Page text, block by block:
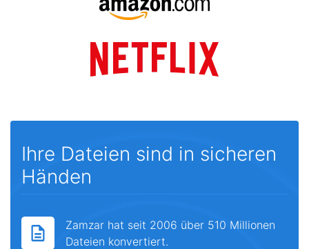
Ihre Dateien sind in sicheren
Händen
Zamzar hat seit 2006 über 510 Millionen
Dateien konvertiert.